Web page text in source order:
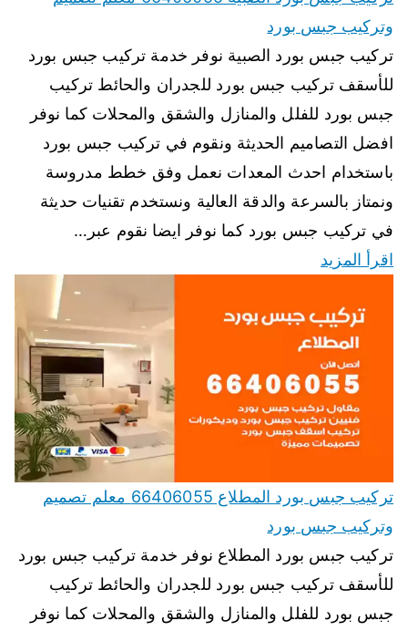
وتركيب جبس بورد
تركيب جبس بورد الصبية نوفر خدمة تركيب جبس بورد
للأسقف تركيب جبس بورد للجدران والحائط تركيب
جبس بورد للفلل والمنازل والشقق والمحلات كما نوفر
افضل التصاميم الحديثة ونقوم في تركيب جبس بورد
باستخدام احدث المعدات نعمل وفق خطط مدروسة
ونمتاز بالسرعة والدقة العالية ونستخدم تقنيات حديثة
في تركيب جبس بورد كما نوفر ايضا نقوم عبر…
اقرأ المزيد
تركيب جبس بورد المطلاع 66406055 معلم تصميم
وتركيب جبس بورد
تركيب جبس بورد المطلاع نوفر خدمة تركيب جبس بورد
للأسقف تركيب جبس بورد للجدران والحائط تركيب
جبس بورد للفلل والمنازل والشقق والمحلات كما نوفر